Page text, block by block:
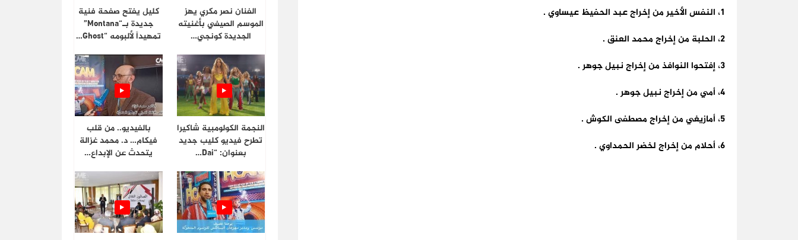
1، النفس الأخير من إخراج عبد الحفيظ عيساوي .
2، الحلبة من إخراج محمد العنق .
3، إفتحوا النوافذ من إخراج نبيل جوهر .
4، أمي من إخراج نبيل جوهر .
5، أمازيغي من إخراج مصطفى الكوش .
6، أحلام من إخراج لخضر الحمداوي .
الفنان نصر مكري يهز
الموسم الصيفي بأغنيته
الجديدة كونجي…
كليل يفتح صفحة فنية
جديدة بـ“Montana”
تمهيداً لألبومه “Ghost…
النجمة الكولومبية شاكيرا
تطرح فيديو كليب جديد
بعنوان: “Dai…
بالفيديو.. من قلب
فيكام… د. محمد غزالة
يتحدث عن الإبداع…